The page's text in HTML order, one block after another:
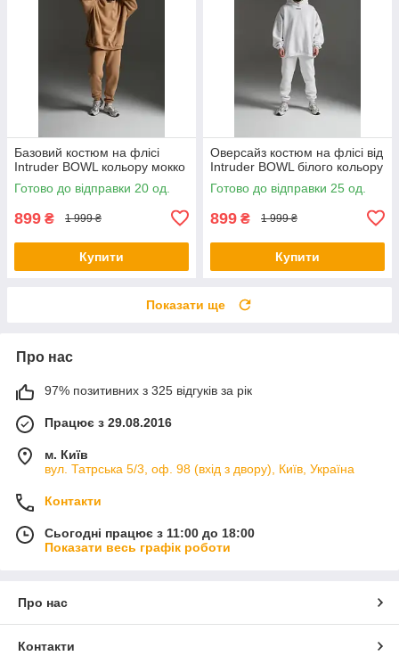
Базовий костюм на флісі
Intruder BOWL кольору мокко
Готово до відправки 20 од.
899 ₴ 1 999 ₴
Купити
Оверсайз костюм на флісі від
Intruder BOWL білого кольору
Готово до відправки 25 од.
899 ₴ 1 999 ₴
Купити
Показати ще
Про нас
97% позитивних з 325 відгуків за рік
Працює з 29.08.2016
м. Київ
вул. Татрська 5/3, оф. 98 (вхід з двору), Київ, Україна
Контакти
Сьогодні працює з 11:00 до 18:00
Показати весь графік роботи
Про нас
Контакти